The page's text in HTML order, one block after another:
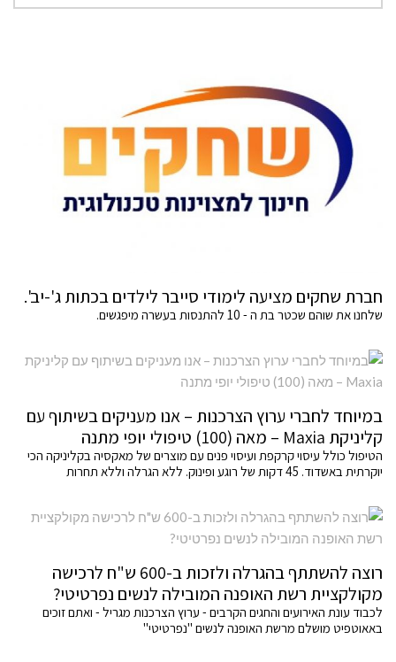
חברת שחקים מציעה לימודי סייבר לילדים בכתות ג'-יב'.
שלחנו את שוהם שכטר בת ה - 10 להתנסות בעשרה מיפגשים.
במיוחד לחברי ערוץ הצרכנות – אנו מעניקים בשיתוף עם
קליניקת Maxia – מאה (100) טיפולי יופי מתנה
הטיפול כולל עיסוי קרקפת ועיסוי פנים עם מוצרים של מאקסיה בקליניקה הכי
יוקרתית באשדוד. 45 דקות של רוגע ופינוק. ללא הגרלה וללא תחרות
רוצה להשתתף בהגרלה ולזכות ב-600 ש"ח לרכישה
מקולקציית רשת האופנה המובילה לנשים נפרטיטי?
לכבוד עונת האירועים והחגים הקרבים - ערוץ הצרכנות מגריל - ואתם זוכים
באאוטפיט מושלם מרשת האופנה לנשים "נפרטיטי"